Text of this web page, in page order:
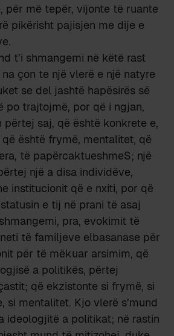
për më tepër, vijonte të ruante
pikërisht pajisjen me dije e
t’i shmangemi në këtë rast
çon te një vlerë e një natyre
se del jashtë hapësirës së
po trajtojmë, por që i ngjan,
përtej saj, që është konkrete e,
që është frymë, mentalitet, që
të papërcaktueshmeS; një
një a disa individëve,
institucionit që e nxiti, por që
e tij në prani të asaj
pra, evokimit të
të familjeve elbasanase për
për të mëkuar arsimim, që
a politikës, përtej
që ekzistonte si frymë, si
si mentalitet. Kjo vlerë s’mund
ideologjitë a politikat; në rastin